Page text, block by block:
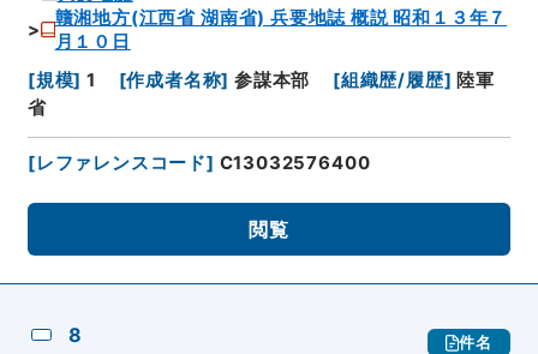
贛湘地方(江西省 湖南省) 兵要地誌 概説 昭和１３年７
月１０日
[規模] 1 [作成者名称] 参謀本部 [組織歴/履歴] 陸軍
省
[レファレンスコード] C13032576400
閲覧
8 件名